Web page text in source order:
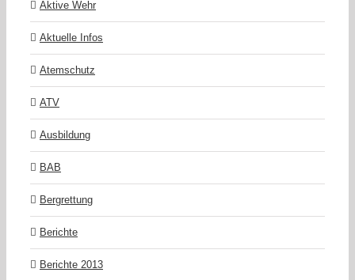
Aktive Wehr
Aktuelle Infos
Atemschutz
ATV
Ausbildung
BAB
Bergrettung
Berichte
Berichte 2013